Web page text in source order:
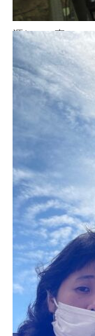
源じいの森